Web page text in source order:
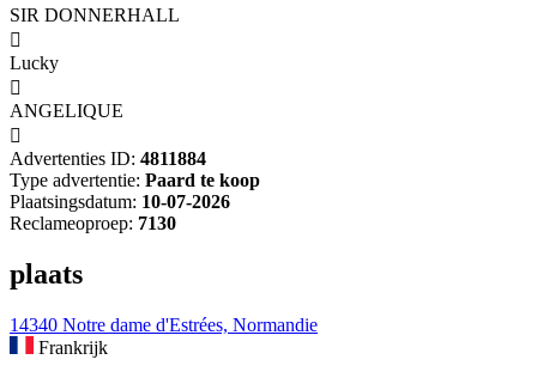
SIR DONNERHALL

Lucky

ANGELIQUE

Advertenties ID: 4811884
Type advertentie: Paard te koop
Plaatsingsdatum: 10-07-2026
Reclameoproep: 7130
plaats
14340 Notre dame d'Estrées, Normandie
Frankrijk